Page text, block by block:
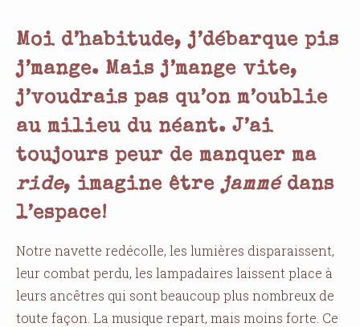
Moi d’habitude, j’débarque pis
j’mange. Mais j’mange vite,
j’voudrais pas qu’on m’oublie
au milieu du néant. J’ai
toujours peur de manquer ma
ride, imagine êtrejammédans
l’espace!
Notre navette redécolle, les lumières disparaissent,
leur combat perdu, les lampadaires laissent place à
leurs ancêtres qui sont beaucoup plus nombreux de
toute façon. La musique repart, mais moins forte. Ce